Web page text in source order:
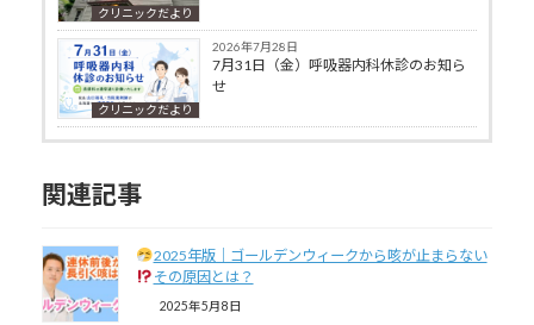
クリニックだより
クリニックだより
2026年7月28日
7月31日（金）呼吸器内科休診のお知ら
せ
関連記事
2025年版｜ゴールデンウィークから咳が止まらない
その原因とは？
2025年5月8日